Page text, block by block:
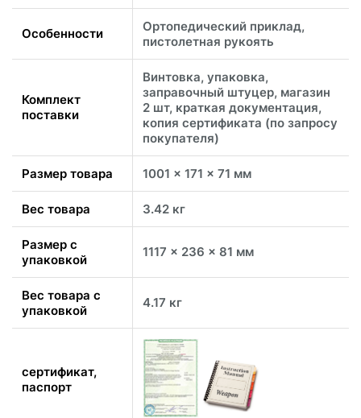
Особенности
Ортопедический приклад,
пистолетная рукоять
Комплект
поставки
Винтовка, упаковка,
заправочный штуцер, магазин
2 шт, краткая документация,
копия сертификата (по запросу
покупателя)
Размер товара 1001 x 171 x 71 мм
Вес товара 3.42 кг
Размер с
упаковкой
1117 x 236 x 81 мм
Вес товара с
упаковкой
4.17 кг
сертификат,
паспорт